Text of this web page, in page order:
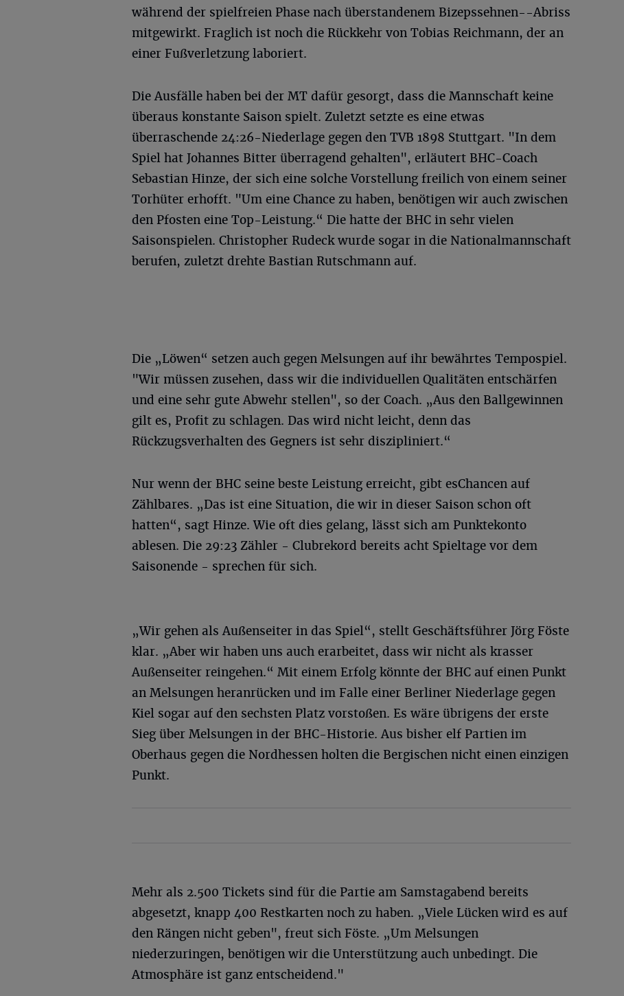
während der spielfreien Phase nach überstandenem Bizepssehnen--Abriss
mitgewirkt. Fraglich ist noch die Rückkehr von Tobias Reichmann, der an
einer Fußverletzung laboriert.
Die Ausfälle haben bei der MT dafür gesorgt, dass die Mannschaft keine
überaus konstante Saison spielt. Zuletzt setzte es eine etwas
überraschende 24:26-Niederlage gegen den TVB 1898 Stuttgart. "In dem
Spiel hat Johannes Bitter überragend gehalten", erläutert BHC-Coach
Sebastian Hinze, der sich eine solche Vorstellung freilich von einem seiner
Torhüter erhofft. "Um eine Chance zu haben, benötigen wir auch zwischen
den Pfosten eine Top-Leistung.“ Die hatte der BHC in sehr vielen
Saisonspielen. Christopher Rudeck wurde sogar in die Nationalmannschaft
berufen, zuletzt drehte Bastian Rutschmann auf.
Die „Löwen“ setzen auch gegen Melsungen auf ihr bewährtes Tempospiel.
"Wir müssen zusehen, dass wir die individuellen Qualitäten entschärfen
und eine sehr gute Abwehr stellen", so der Coach. „Aus den Ballgewinnen
gilt es, Profit zu schlagen. Das wird nicht leicht, denn das
Rückzugsverhalten des Gegners ist sehr diszipliniert.“
Nur wenn der BHC seine beste Leistung erreicht, gibt esChancen auf
Zählbares. „Das ist eine Situation, die wir in dieser Saison schon oft
hatten“, sagt Hinze. Wie oft dies gelang, lässt sich am Punktekonto
ablesen. Die 29:23 Zähler - Clubrekord bereits acht Spieltage vor dem
Saisonende - sprechen für sich.
„Wir gehen als Außenseiter in das Spiel“, stellt Geschäftsführer Jörg Föste
klar. „Aber wir haben uns auch erarbeitet, dass wir nicht als krasser
Außenseiter reingehen.“ Mit einem Erfolg könnte der BHC auf einen Punkt
an Melsungen heranrücken und im Falle einer Berliner Niederlage gegen
Kiel sogar auf den sechsten Platz vorstoßen. Es wäre übrigens der erste
Sieg über Melsungen in der BHC-Historie. Aus bisher elf Partien im
Oberhaus gegen die Nordhessen holten die Bergischen nicht einen einzigen
Punkt.
Mehr als 2.500 Tickets sind für die Partie am Samstagabend bereits
abgesetzt, knapp 400 Restkarten noch zu haben. „Viele Lücken wird es auf
den Rängen nicht geben", freut sich Föste. „Um Melsungen
niederzuringen, benötigen wir die Unterstützung auch unbedingt. Die
Atmosphäre ist ganz entscheidend."